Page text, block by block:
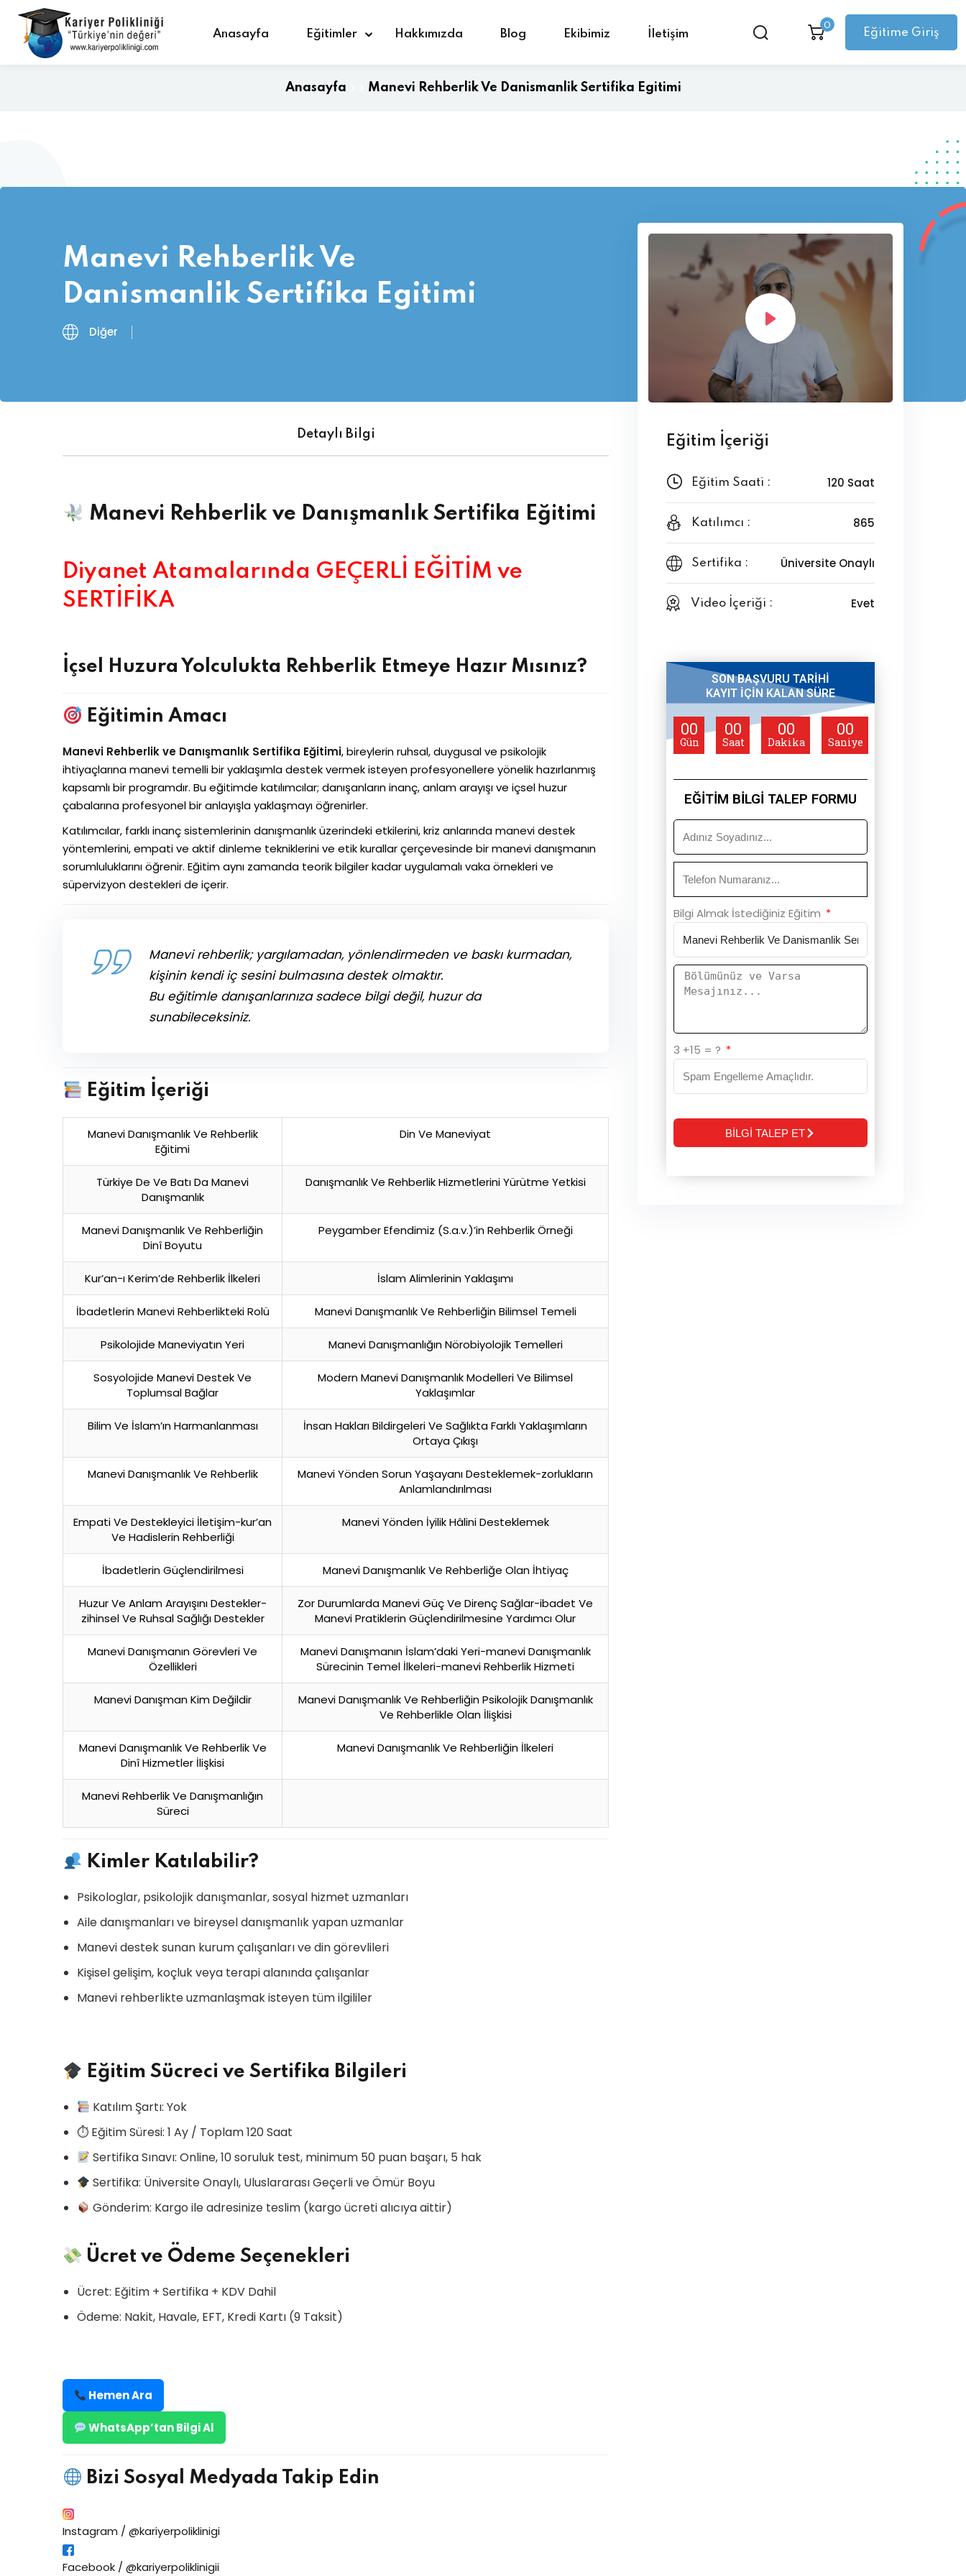
Anasayfa Eğitimler Hakkımızda Blog Ekibimiz İletişim
0
Eğitime Giriş
Anasayfa Manevi Rehberlik Ve Danismanlik Sertifika Egitimi
Manevi Rehberlik Ve
Danismanlik Sertifika Egitimi
Diğer
Detaylı Bilgi
Manevi Rehberlik ve Danışmanlık Sertifika Eğitimi
Diyanet Atamalarında GEÇERLİ EĞİTİM ve
SERTİFİKA
İçsel Huzura Yolculukta Rehberlik Etmeye Hazır Mısınız?
Eğitimin Amacı
Manevi Rehberlik ve Danışmanlık Sertifika Eğitimi, bireylerin ruhsal, duygusal ve psikolojik
ihtiyaçlarına manevi temelli bir yaklaşımla destek vermek isteyen profesyonellere yönelik hazırlanmış
kapsamlı bir programdır. Bu eğitimde katılımcılar; danışanların inanç, anlam arayışı ve içsel huzur
çabalarına profesyonel bir anlayışla yaklaşmayı öğrenirler.
Katılımcılar, farklı inanç sistemlerinin danışmanlık üzerindeki etkilerini, kriz anlarında manevi destek
yöntemlerini, empati ve aktif dinleme tekniklerini ve etik kurallar çerçevesinde bir manevi danışmanın
sorumluluklarını öğrenir. Eğitim aynı zamanda teorik bilgiler kadar uygulamalı vaka örnekleri ve
süpervizyon destekleri de içerir.
Manevi rehberlik; yargılamadan, yönlendirmeden ve baskı kurmadan,
kişinin kendi iç sesini bulmasına destek olmaktır.
Bu eğitimle danışanlarınıza sadece bilgi değil, huzur da
sunabileceksiniz.
Eğitim İçeriği
Manevi Danışmanlık Ve Rehberlik
Eğitimi
Din Ve Maneviyat
Türkiye De Ve Batı Da Manevi
Danışmanlık
Danışmanlık Ve Rehberlik Hizmetlerini Yürütme Yetkisi
Manevi Danışmanlık Ve Rehberliğin
Dinî Boyutu
Peygamber Efendimiz (S.a.v.)’in Rehberlik Örneği
Kur’an-ı Kerim’de Rehberlik İlkeleri İslam Alimlerinin Yaklaşımı
İbadetlerin Manevi Rehberlikteki Rolü Manevi Danışmanlık Ve Rehberliğin Bilimsel Temeli
Psikolojide Maneviyatın Yeri Manevi Danışmanlığın Nörobiyolojik Temelleri
Sosyolojide Manevi Destek Ve
Toplumsal Bağlar
Modern Manevi Danışmanlık Modelleri Ve Bilimsel
Yaklaşımlar
Bilim Ve İslam’ın Harmanlanması
İnsan Hakları Bildirgeleri Ve Sağlıkta Farklı Yaklaşımların
Ortaya Çıkışı
Manevi Danışmanlık Ve Rehberlik
Manevi Yönden Sorun Yaşayanı Desteklemek-zorlukların
Anlamlandırılması
Empati Ve Destekleyici İletişim-kur’an
Ve Hadislerin Rehberliği
Manevi Yönden İyilik Hâlini Desteklemek
İbadetlerin Güçlendirilmesi Manevi Danışmanlık Ve Rehberliğe Olan İhtiyaç
Huzur Ve Anlam Arayışını Destekler-
zihinsel Ve Ruhsal Sağlığı Destekler
Zor Durumlarda Manevi Güç Ve Direnç Sağlar-ibadet Ve
Manevi Pratiklerin Güçlendirilmesine Yardımcı Olur
Manevi Danışmanın Görevleri Ve
Özellikleri
Manevi Danışmanın İslam’daki Yeri-manevi Danışmanlık
Sürecinin Temel İlkeleri-manevi Rehberlik Hizmeti
Manevi Danışman Kim Değildir
Manevi Danışmanlık Ve Rehberliğin Psikolojik Danışmanlık
Ve Rehberlikle Olan İlişkisi
Manevi Danışmanlık Ve Rehberlik Ve
Dinî Hizmetler İlişkisi
Manevi Danışmanlık Ve Rehberliğin İlkeleri
Manevi Rehberlik Ve Danışmanlığın
Süreci
Kimler Katılabilir?
Psikologlar, psikolojik danışmanlar, sosyal hizmet uzmanları
Aile danışmanları ve bireysel danışmanlık yapan uzmanlar
Manevi destek sunan kurum çalışanları ve din görevlileri
Kişisel gelişim, koçluk veya terapi alanında çalışanlar
Manevi rehberlikte uzmanlaşmak isteyen tüm ilgililer
Eğitim Sücreci ve Sertifika Bilgileri
Katılım Şartı: Yok
⏱ Eğitim Süresi: 1 Ay / Toplam 120 Saat
Sertifika Sınavı: Online, 10 soruluk test, minimum 50 puan başarı, 5 hak
Sertifika: Üniversite Onaylı, Uluslararası Geçerli ve Ömür Boyu
Gönderim: Kargo ile adresinize teslim (kargo ücreti alıcıya aittir)
Ücret ve Ödeme Seçenekleri
Ücret: Eğitim + Sertifika + KDV Dahil
Ödeme: Nakit, Havale, EFT, Kredi Kartı (9 Taksit)
Hemen Ara
WhatsApp’tan Bilgi Al
Bizi Sosyal Medyada Takip Edin
Instagram / @kariyerpoliklinigi
Facebook / @kariyerpoliklinigii
Eğitim İçeriği
Eğitim Saati : 120 Saat
Katılımcı : 865
Sertifika : Üniversite Onaylı
Video İçeriği : Evet
SON BAŞVURU TARİHİ
KAYIT İÇİN KALAN SÜRE
00
Gün
00
Saat
00
Dakika
00
Saniye
EĞİTİM BİLGİ TALEP FORMU
Bilgi Almak İstediğiniz Eğitim
3 +15 = ?
BİLGİ TALEP ET
Alternative:
Giriş yap